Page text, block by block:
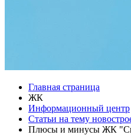
Главная страница
ЖК
Информационный центр
Статьи на тему
Плюсы и минусы ЖК